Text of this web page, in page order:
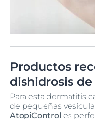
Productos
dishidrosis
Para esta dermatitis
de pequeñas
AtopiControl es